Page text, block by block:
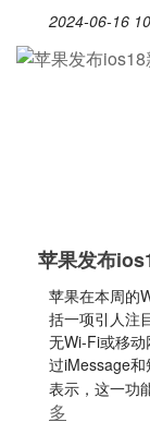
2024-06-16
苹果发布
苹果在本周的
括一项引人注
无Wi-Fi或移
过iMessage
表示，这一功
多